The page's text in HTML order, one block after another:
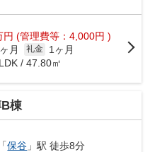
円 (管理費等：4,000円 )
月 礼金
1ヶ月
/ 47.80㎡
棟
「保谷 」駅 徒歩8分